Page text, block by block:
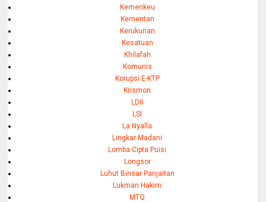
Kemenkeu
Kementan
Kerukunan
Kesatuan
Khilafah
Komunis
Korupsi E-KTP
Krismon
LDII
LSI
La Nyalla
Lingkar Madani
Lomba Cipta Puisi
Longsor
Luhut Binsar Panjaitan
Lukman Hakim
MTQ